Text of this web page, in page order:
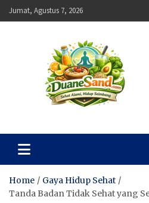
Skip
to
Jumat, Agustus 7, 2026
Duane Sand
Home
Gaya Hidup Sehat
Tanda Badan Tidak Sehat yang